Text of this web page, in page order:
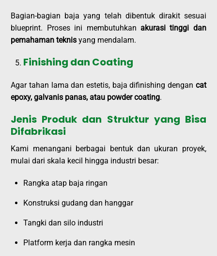
Bagian-bagian baja yang telah dibentuk dirakit sesuai
blueprint. Proses ini membutuhkan akurasi tinggi dan
pemahaman teknis yang mendalam.
Finishing dan Coating
Agar tahan lama dan estetis, baja difinishing dengan cat
epoxy, galvanis panas, atau powder coating.
Jenis Produk dan Struktur yang Bisa
Difabrikasi
Kami menangani berbagai bentuk dan ukuran proyek,
mulai dari skala kecil hingga industri besar:
Rangka atap baja ringan
Konstruksi gudang dan hanggar
Tangki dan silo industri
Platform kerja dan rangka mesin